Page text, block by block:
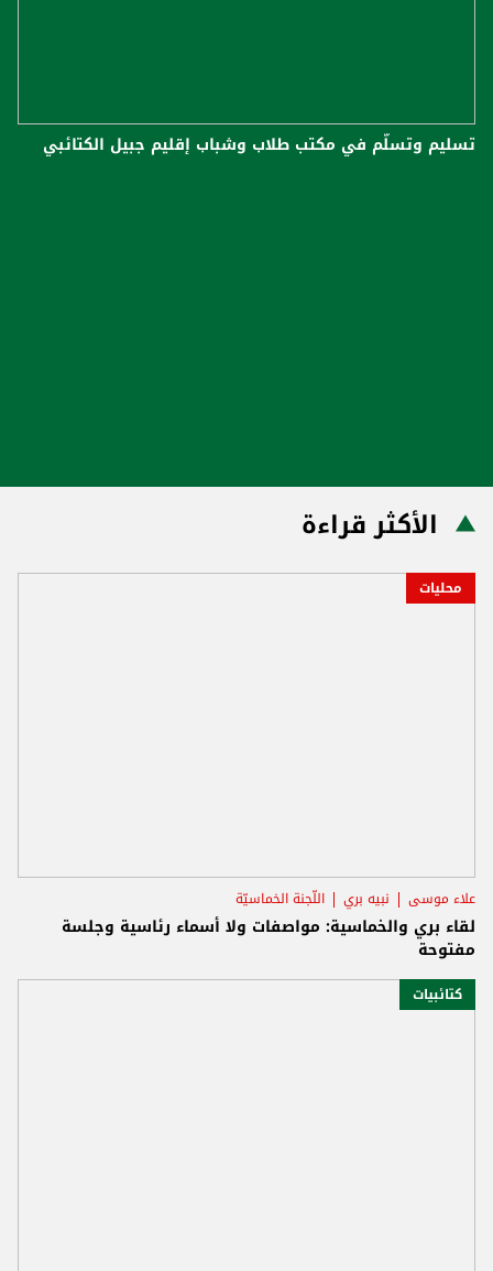
تسليم وتسلّم في مكتب طلاب وشباب إقليم جبيل الكتائبي
الأكثر قراءة
محليات
علاء موسى نبيه بري اللّجنة الخماسيّة
لقاء بري والخماسية: مواصفات ولا أسماء رئاسية وجلسة
مفتوحة
كتائبيات